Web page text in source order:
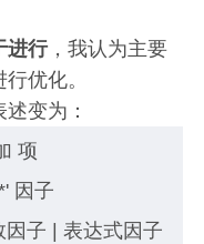
进行，我认为主要
优化。
变为：
项
因子
子 | 表达式因子